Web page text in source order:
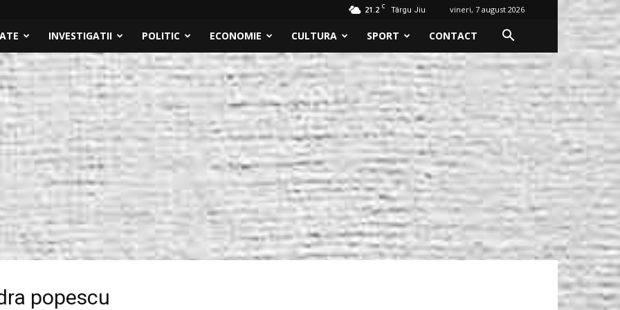
21.2 C Târgu Jiu vineri, 7 august 2026
INVESTIGATII POLITIC ECONOMIE CULTURA SPORT CONTACT
popescu